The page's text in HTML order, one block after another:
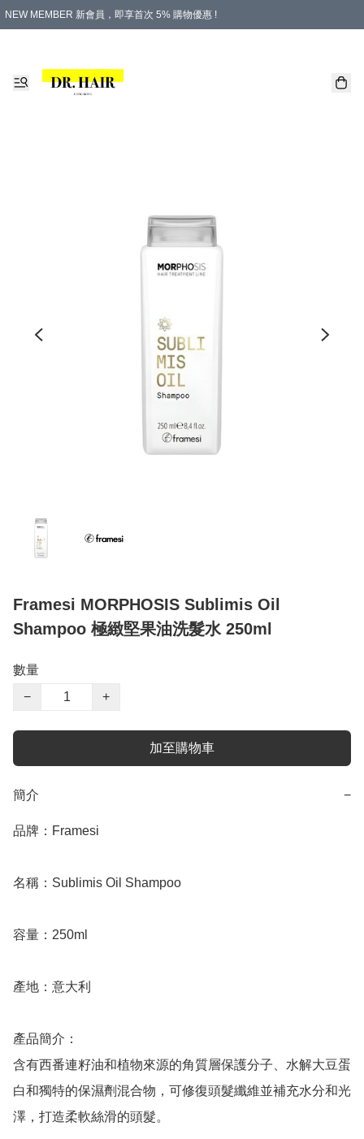
NEW MEMBER 新會員，即享首次 5% 購物優惠 !
Framesi MORPHOSIS Sublimis Oil
Shampoo 極緻堅果油洗髮水 250ml
數量
−
+
加至購物車
簡介 −
品牌：Framesi
名稱：Sublimis Oil Shampoo
容量：250ml
產地：意大利
產品簡介：
含有西番連籽油和植物來源的角質層保護分子、水解大豆蛋
白和獨特的保濕劑混合物，可修復頭髮纖維並補充水分和光
澤，打造柔軟絲滑的頭髮。